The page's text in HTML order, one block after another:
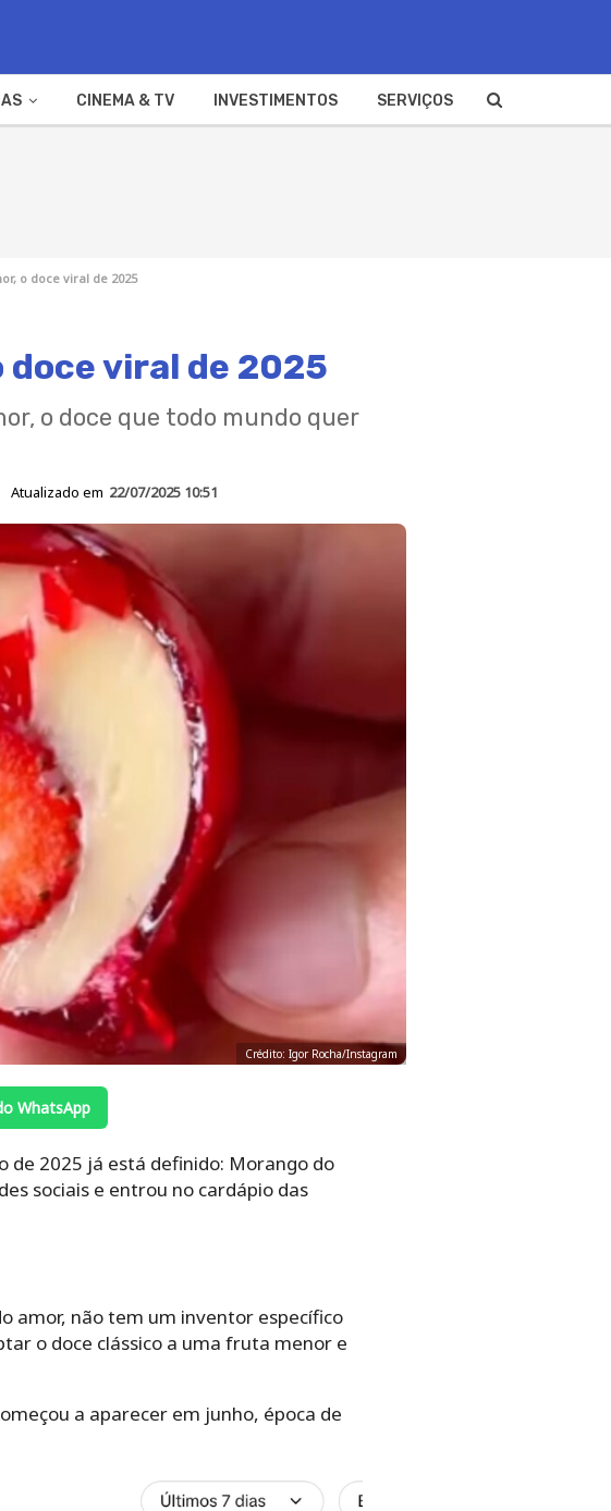
CINEMA & TV INVESTIMENTOS SERVIÇOS
o doce viral de 2025
doce viral de 2025
o doce que todo mundo quer
Atualizado em 22/07/2025 10:51
Crédito: Igor Rocha/Instagram
WhatsApp
de 2025 já está definido: Morango do
sociais e entrou no cardápio das
amor, não tem um inventor específico
o doce clássico a uma fruta menor e
a aparecer em junho, época de